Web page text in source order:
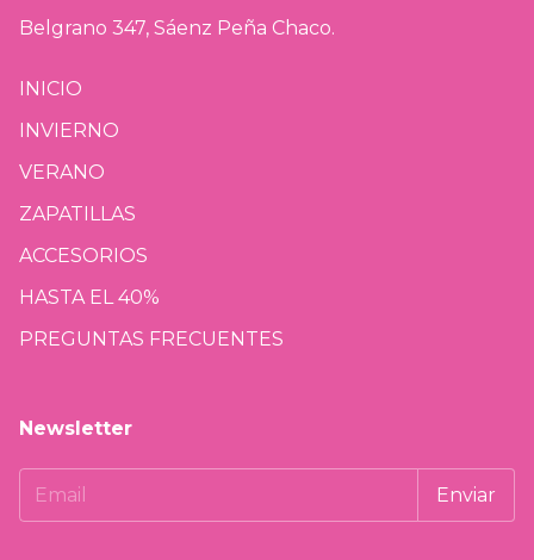
Belgrano 347, Sáenz Peña Chaco.
INICIO
INVIERNO
VERANO
ZAPATILLAS
ACCESORIOS
HASTA EL 40%
PREGUNTAS FRECUENTES
Newsletter